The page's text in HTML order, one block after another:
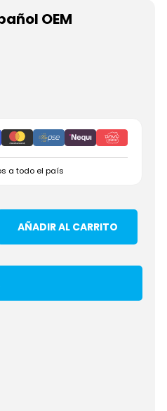
OEM
a todo el país
AÑADIR AL CARRITO